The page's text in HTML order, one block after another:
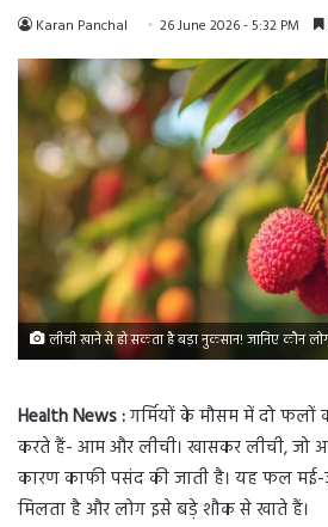
Karan Panchal 26 June 2026 - 5:32 PM
लीची खाने से हो सकता है बड़ा नुकसान! जानिए कौन
Health News :गर्मियों के मौसम में दो फलों
करते हैं- आम और लीची। खासकर लीची, जो
कारण काफी पसंद की जाती है। यह फल मई-
मिलता है और लोग इसे बड़े शौक से खाते हैं।